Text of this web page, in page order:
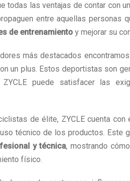
todas las ventajas de contar con
entre aquellas personas
de entrenamiento y mejorar su
más destacados
un plus. Estos deportistas son
ZYCLE puede satisfacer las
de élite, ZYCLE cuenta
técnico de los productos. Este
y técnica, mostrando
físico.